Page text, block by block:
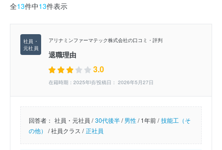
全13件中13件表示
アリナミンファーマテック株式会社の口コミ・評判
退職理由
3.0
在籍時期：2025年頃/投稿日： 2026年5月27日
回答者： 社員・元社員 / 30代後半/男性/1年前 / 技能工（そ
の他） /社員クラス / 正社員